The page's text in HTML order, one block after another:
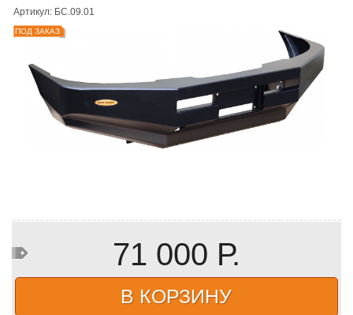
Артикул: БС.09.01
ПОД ЗАКАЗ
71 000 Р.
В КОРЗИНУ